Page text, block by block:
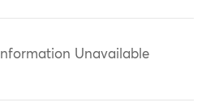
Information Unavailable